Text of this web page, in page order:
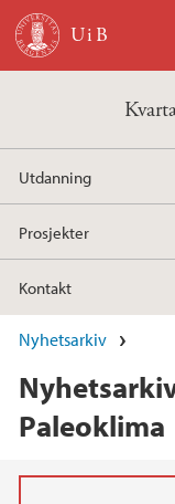
Hopp til hovedinnhold
Utdanning
Prosjekter
Kontakt
Nyhetsarkiv
Paleoklima